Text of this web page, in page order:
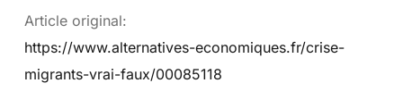
Article original:
https://www.alternatives-economiques.fr/crise-
migrants-vrai-faux/00085118